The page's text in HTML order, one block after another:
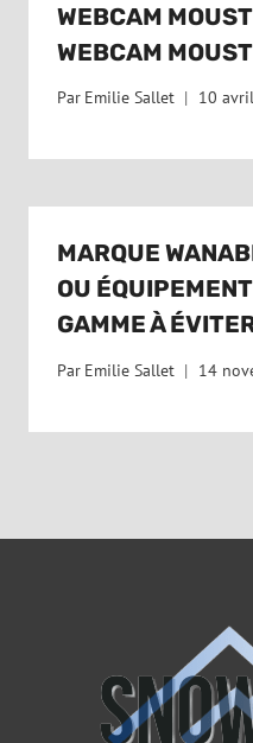
WEBCAM
WEBCAM
Par Emilie Sallet 10
MARQUE
OU
GAMME À
Par Emilie Sallet 14